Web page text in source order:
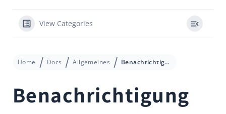
View Categories
Home Docs Allgemeines Benachrichtigung
Benachrichtigung